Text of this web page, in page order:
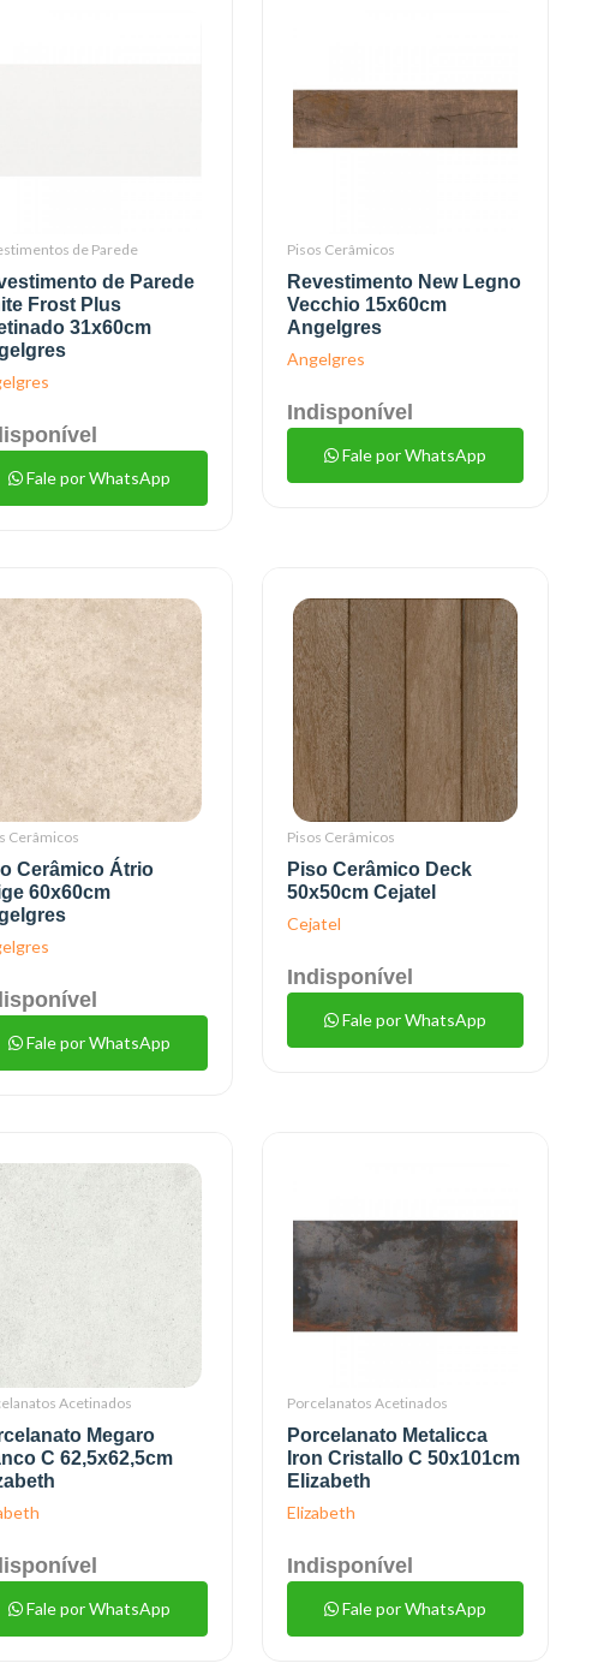
de Parede
de Parede
Frost Plus
31x60cm
Fale por WhatsApp
Pisos Cerâmicos
Revestimento New Legno
Vecchio 15x60cm
Angelgres
Angelgres
Indisponível
Fale por WhatsApp
Cerâmicos
Cerâmico Átrio
60x60cm
Fale por WhatsApp
Pisos Cerâmicos
Piso Cerâmico Deck
50x50cm Cejatel
Cejatel
Indisponível
Fale por WhatsApp
Acetinados
Megaro
C 62,5x62,5cm
Fale por WhatsApp
Porcelanatos Acetinados
Porcelanato Metalicca
Iron Cristallo C 50x101cm
Elizabeth
Elizabeth
Indisponível
Fale por WhatsApp